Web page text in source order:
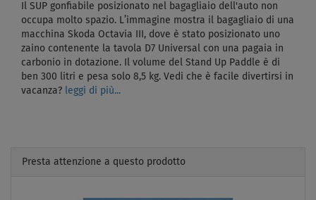
Il SUP gonfiabile posizionato nel bagagliaio dell'auto non
occupa molto spazio. L’immagine mostra il bagagliaio di una
macchina Skoda Octavia III, dove è stato posizionato uno
zaino contenente la tavola D7 Universal con una pagaia in
carbonio in dotazione. Il volume del Stand Up Paddle è di
ben 300 litri e pesa solo 8,5 kg. Vedi che è facile divertirsi in
vacanza? leggi di più...
Presta attenzione a questo prodotto